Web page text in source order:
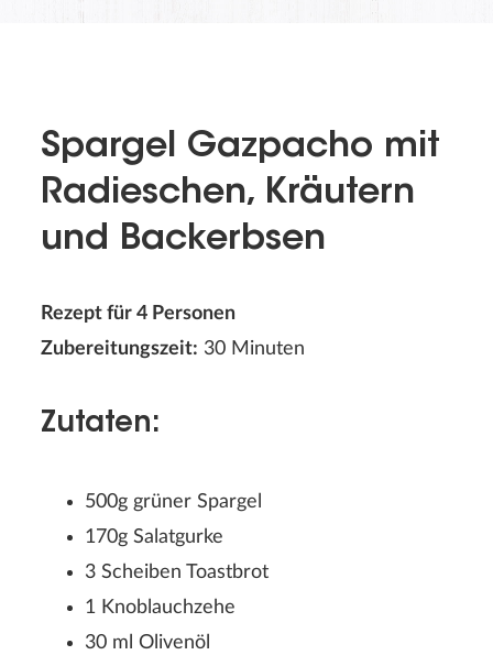
Spargel Gazpacho mit
Radieschen, Kräutern
und Backerbsen
Rezept für 4 Personen
Zubereitungszeit: 30 Minuten
Zutaten:
500g grüner Spargel
170g Salatgurke
3 Scheiben Toastbrot
1 Knoblauchzehe
30 ml Olivenöl